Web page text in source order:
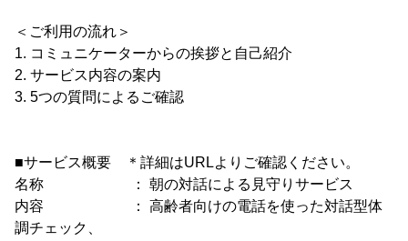
＜ご利用の流れ＞
1. コミュニケーターからの挨拶と自己紹介
2. サービス内容の案内
3. 5つの質問によるご確認
■サービス概要 ＊詳細はURLよりご確認ください。
名称 ： 朝の対話による見守りサービス
内容 ： 高齢者向けの電話を使った対話型体
調チェック、